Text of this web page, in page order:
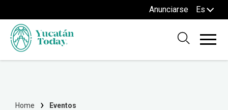
Anunciarse Es
Home Eventos